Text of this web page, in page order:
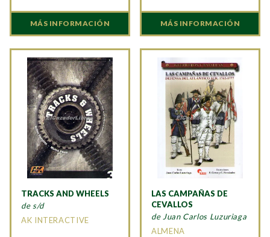
MÁS INFORMACIÓN MÁS INFORMACIÓN
TRACKS AND WHEELS
de s/d
AK INTERACTIVE
LAS CAMPAÑAS DE
CEVALLOS
de Juan Carlos Luzuriaga
ALMENA